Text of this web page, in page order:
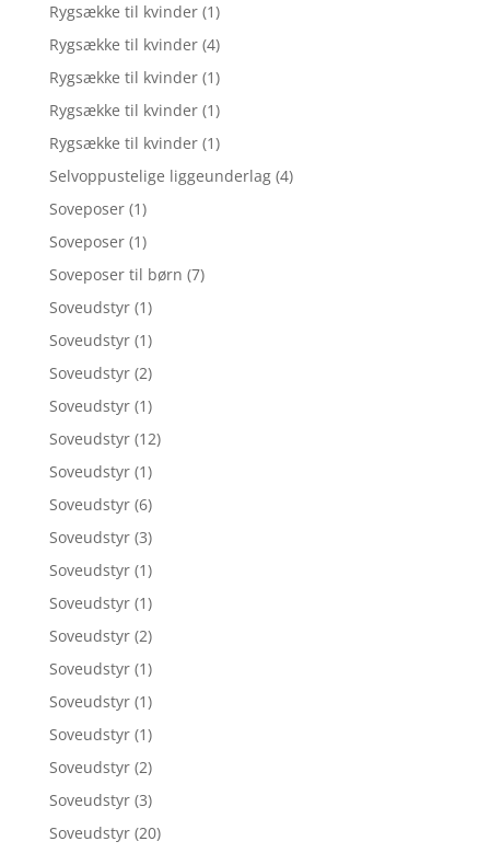
Rygsække til kvinder (1)
Rygsække til kvinder (4)
Rygsække til kvinder (1)
Rygsække til kvinder (1)
Rygsække til kvinder (1)
Selvoppustelige liggeunderlag (4)
Soveposer (1)
Soveposer (1)
Soveposer til børn (7)
Soveudstyr (1)
Soveudstyr (1)
Soveudstyr (2)
Soveudstyr (1)
Soveudstyr (12)
Soveudstyr (1)
Soveudstyr (6)
Soveudstyr (3)
Soveudstyr (1)
Soveudstyr (1)
Soveudstyr (2)
Soveudstyr (1)
Soveudstyr (1)
Soveudstyr (1)
Soveudstyr (2)
Soveudstyr (3)
Soveudstyr (20)